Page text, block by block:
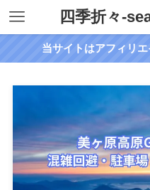
四季折々-
当サイトはアフィリ